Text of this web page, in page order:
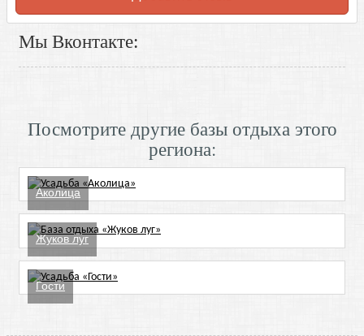
Мы Вконтакте:
Посмотрите другие базы отдыха этого
региона:
Аколица
Жуков луг
Гости